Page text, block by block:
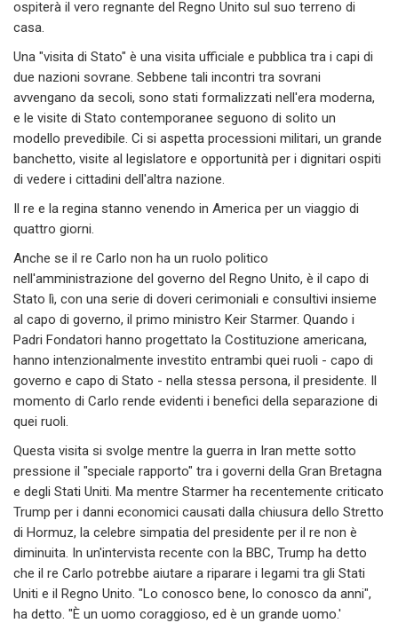
ospiterà il vero regnante del Regno Unito sul suo terreno di
casa.
Una "visita di Stato" è una visita ufficiale e pubblica tra i capi di
due nazioni sovrane. Sebbene tali incontri tra sovrani
avvengano da secoli, sono stati formalizzati nell'era moderna,
e le visite di Stato contemporanee seguono di solito un
modello prevedibile. Ci si aspetta processioni militari, un grande
banchetto, visite al legislatore e opportunità per i dignitari ospiti
di vedere i cittadini dell'altra nazione.
Il re e la regina stanno venendo in America per un viaggio di
quattro giorni.
Anche se il re Carlo non ha un ruolo politico
nell'amministrazione del governo del Regno Unito, è il capo di
Stato lì, con una serie di doveri cerimoniali e consultivi insieme
al capo di governo, il primo ministro Keir Starmer. Quando i
Padri Fondatori hanno progettato la Costituzione americana,
hanno intenzionalmente investito entrambi quei ruoli - capo di
governo e capo di Stato - nella stessa persona, il presidente. Il
momento di Carlo rende evidenti i benefici della separazione di
quei ruoli.
Questa visita si svolge mentre la guerra in Iran mette sotto
pressione il "speciale rapporto" tra i governi della Gran Bretagna
e degli Stati Uniti. Ma mentre Starmer ha recentemente criticato
Trump per i danni economici causati dalla chiusura dello Stretto
di Hormuz, la celebre simpatia del presidente per il re non è
diminuita. In un'intervista recente con la BBC, Trump ha detto
che il re Carlo potrebbe aiutare a riparare i legami tra gli Stati
Uniti e il Regno Unito. "Lo conosco bene, lo conosco da anni",
ha detto. "È un uomo coraggioso, ed è un grande uomo.'